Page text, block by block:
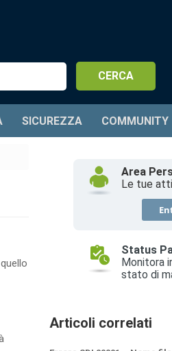
SICUREZZA COMMUNITY
Articoli correlati